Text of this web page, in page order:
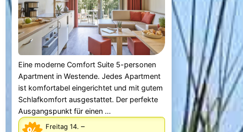
Eine moderne Comfort Suite 5-personen
Apartment in Westende. Jedes Apartment
ist komfortabel eingerichtet und mit gutem
Schlafkomfort ausgestattet. Der perfekte
Ausgangspunkt für einen ...
Freitag 14. –